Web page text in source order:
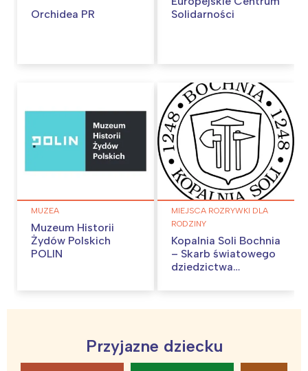
Orchidea PR
Solidarności
MUZEA
Muzeum Historii
Żydów Polskich
POLIN
MIEJSCA ROZRYWKI DLA
RODZINY
Kopalnia Soli Bochnia
– Skarb światowego
dziedzictwa
Przyjazne dziecku